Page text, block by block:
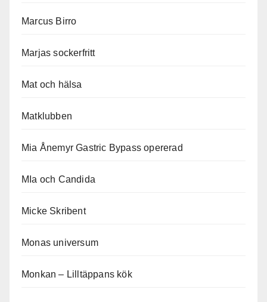
Marcus Birro
Marjas sockerfritt
Mat och hälsa
Matklubben
Mia Ånemyr Gastric Bypass opererad
MIa och Candida
Micke Skribent
Monas universum
Monkan – Lilltäppans kök